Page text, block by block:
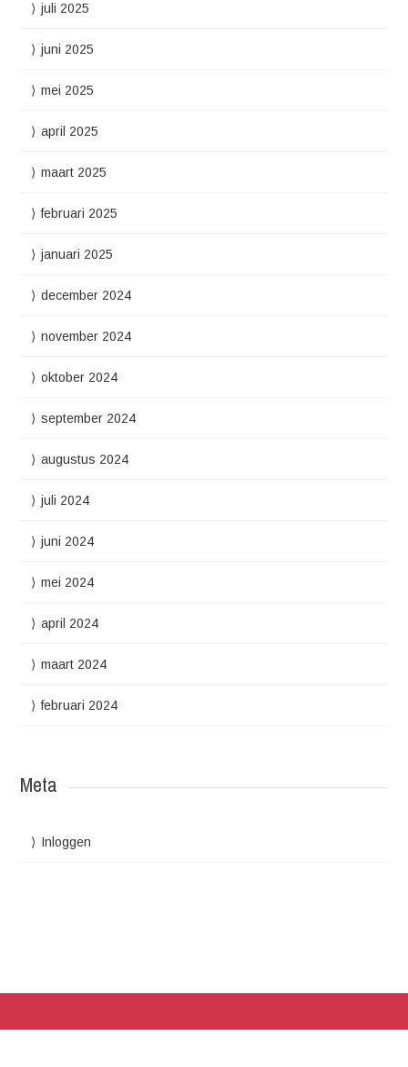
juli 2025
juni 2025
mei 2025
april 2025
maart 2025
februari 2025
januari 2025
december 2024
november 2024
oktober 2024
september 2024
augustus 2024
juli 2024
juni 2024
mei 2024
april 2024
maart 2024
februari 2024
Meta
Inloggen